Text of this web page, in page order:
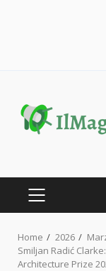
content
PRIMARY
Home 2026
Smiljan Radić
Architecture Prize